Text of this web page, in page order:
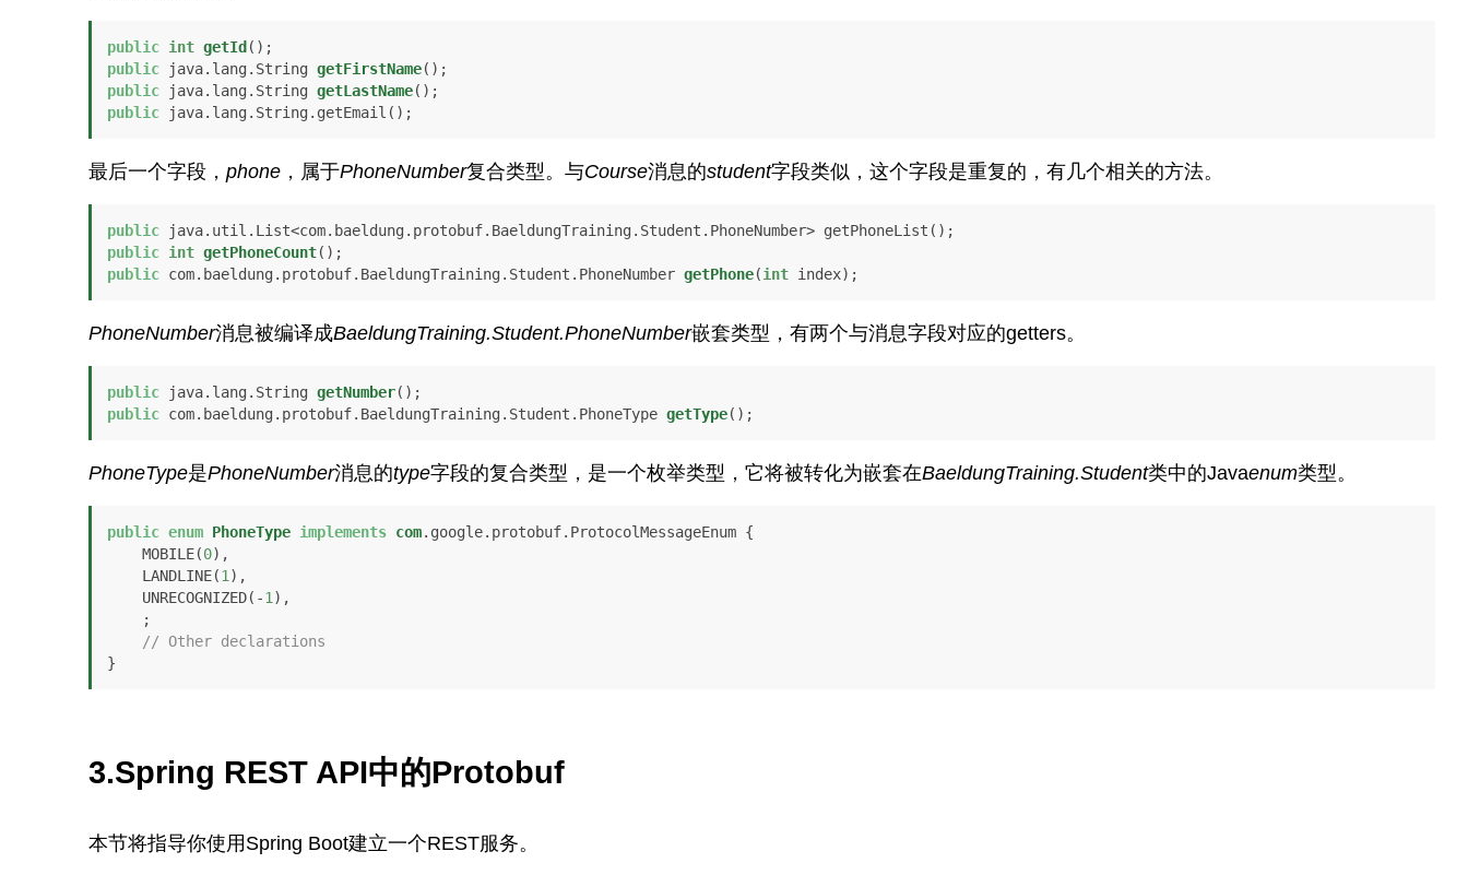
public int getId ()
public java.lang.String getFirstName()
public java.lang.String getLastName()
public java.lang.String.getEmail();
最后一个字段， phone，属于PhoneNumber复合类型。与Course消息的student字段类似，这个字段是重复的，有几个相关的方法。
public
public int getPhoneCount()
public com.baeldung.protobuf.BaeldungTraining.Student.PhoneNumber getPhone(int index) ;
PhoneNumber消息被编译成BaeldungTraining.Student.PhoneNumber嵌套类型，有两个与消息字段对应的getters。
public java.lang.String getNumber()
public com.baeldung.protobuf.BaeldungTraining.Student.PhoneType getType() ;
PhoneType是PhoneNumber消息的type字段的复合类型，是一个枚举类型，它将被转化为嵌套在BaeldungTraining.Student类中的Javaenum类型。
public enum PhoneType implements com.google.protobuf.ProtocolMessageEnum {
    MOBILE(
0),
    LANDLINE(
1 ),
    UNRECOGNIZED(-
1 ),
// Other declarations
}
3.Spring REST API中的Protobuf
本节将指导你使用Spring Boot建立一个REST服务。